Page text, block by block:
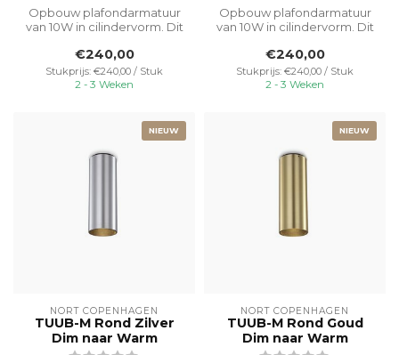
Opbouw plafondarmatuur
van 10W in cilindervorm. Dit
armatuur,...
€240,00
Stukprijs: €240,00 / Stuk
2 - 3 Weken
Opbouw plafondarmatuur
van 10W in cilindervorm. Dit
armatuur,...
€240,00
Stukprijs: €240,00 / Stuk
2 - 3 Weken
NIEUW
NORT COPENHAGEN
TUUB-M Rond Zilver
Dim naar Warm
NIEUW
NORT COPENHAGEN
TUUB-M Rond Goud
Dim naar Warm